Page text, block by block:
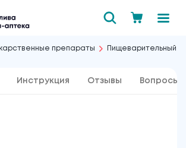
препараты Пищеварительный
Инструкция Отзывы Вопросы